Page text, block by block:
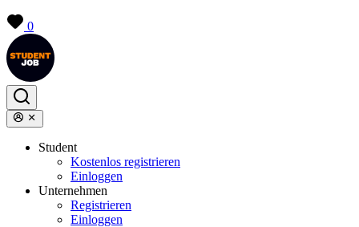
0
Student
Kostenlos registrieren
Einloggen
Unternehmen
Registrieren
Einloggen